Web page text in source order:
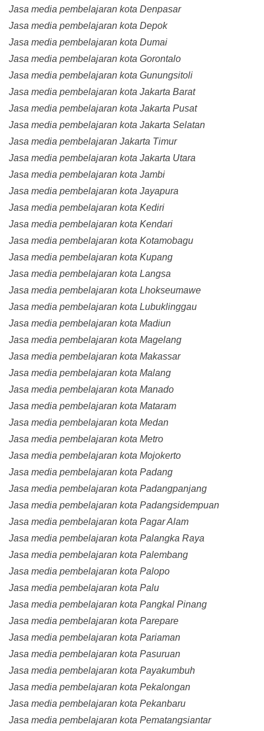
Jasa media pembelajaran kota Denpasar
Jasa media pembelajaran kota Depok
Jasa media pembelajaran kota Dumai
Jasa media pembelajaran kota Gorontalo
Jasa media pembelajaran kota Gunungsitoli
Jasa media pembelajaran kota Jakarta Barat
Jasa media pembelajaran kota Jakarta Pusat
Jasa media pembelajaran kota Jakarta Selatan
Jasa media pembelajaran Jakarta Timur
Jasa media pembelajaran kota Jakarta Utara
Jasa media pembelajaran kota Jambi
Jasa media pembelajaran kota Jayapura
Jasa media pembelajaran kota Kediri
Jasa media pembelajaran kota Kendari
Jasa media pembelajaran kota Kotamobagu
Jasa media pembelajaran kota Kupang
Jasa media pembelajaran kota Langsa
Jasa media pembelajaran kota Lhokseumawe
Jasa media pembelajaran kota Lubuklinggau
Jasa media pembelajaran kota Madiun
Jasa media pembelajaran kota Magelang
Jasa media pembelajaran kota Makassar
Jasa media pembelajaran kota Malang
Jasa media pembelajaran kota Manado
Jasa media pembelajaran kota Mataram
Jasa media pembelajaran kota Medan
Jasa media pembelajaran kota Metro
Jasa media pembelajaran kota Mojokerto
Jasa media pembelajaran kota Padang
Jasa media pembelajaran kota Padangpanjang
Jasa media pembelajaran kota Padangsidempuan
Jasa media pembelajaran kota Pagar Alam
Jasa media pembelajaran kota Palangka Raya
Jasa media pembelajaran kota Palembang
Jasa media pembelajaran kota Palopo
Jasa media pembelajaran kota Palu
Jasa media pembelajaran kota Pangkal Pinang
Jasa media pembelajaran kota Parepare
Jasa media pembelajaran kota Pariaman
Jasa media pembelajaran kota Pasuruan
Jasa media pembelajaran kota Payakumbuh
Jasa media pembelajaran kota Pekalongan
Jasa media pembelajaran kota Pekanbaru
Jasa media pembelajaran kota Pematangsiantar